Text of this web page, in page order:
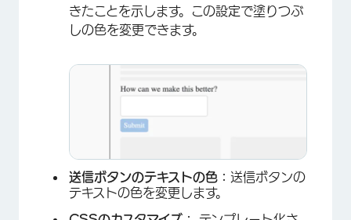
きたことを示します。この設定で塗りつぶ
しの色を変更できます。
送信ボタンのテキストの色： 送信ボタンの
テキストの色を変更します。